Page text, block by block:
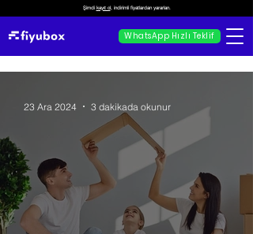
Şimdi kayıt ol, indirimli fiyatlardan yararlan.
WhatsApp Hızlı Teklif
23 Ara 2024 3 dakikada okunur